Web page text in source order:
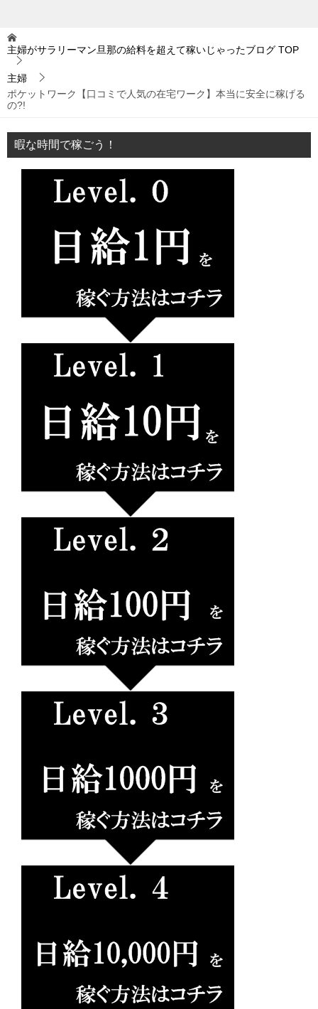
主婦がサラリーマン旦那の給料を超えて稼いじゃったブログ TOP
主婦
ポケットワーク【口コミで人気の在宅ワーク】本当に安全に稼げる
の?!
暇な時間で稼ごう！